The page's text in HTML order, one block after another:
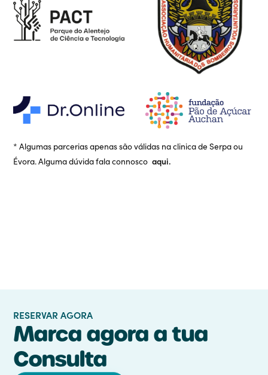
* Algumas parcerias apenas são válidas na clinica de Serpa ou
Évora. Alguma dúvida fala connosco aqui.
RESERVAR AGORA
Marca agora a tua
Consulta